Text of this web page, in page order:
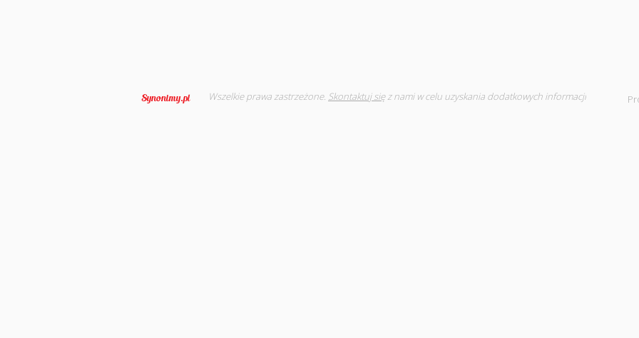
Wszelkie prawa zastrzeżone. Skontaktuj sięz nami w celu uzyskania dodatkowych informacji